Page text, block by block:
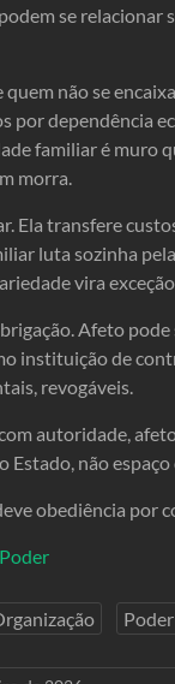
se
não se
por dependência
familiar é
morra.
Ela transfere
luta sozinha
vira
Afeto
instituição de
revogáveis.
autoridade,
Estado, não
obediência por
Poder